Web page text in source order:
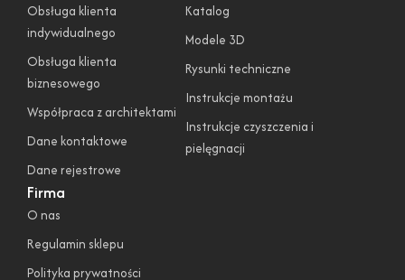
Firma
O nas
Regulamin sklepu
Polityka prywatności
Obsługa klienta
indywidualnego
Obsługa klienta
biznesowego
Współpraca z architektami
Dane kontaktowe
Dane rejestrowe
Katalog
Modele 3D
Rysunki techniczne
Instrukcje montażu
Instrukcje czyszczenia i
pielęgnacji